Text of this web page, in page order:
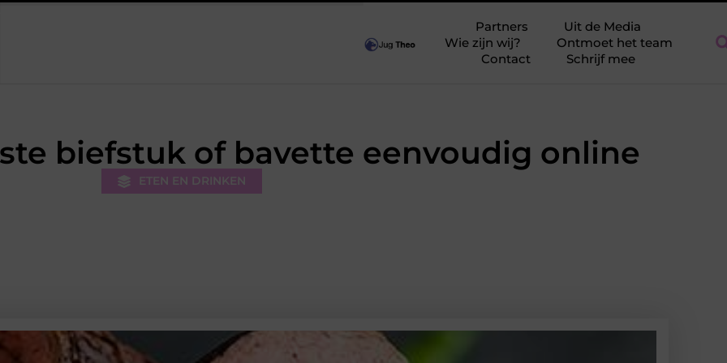
Leidschendam: effectieve begeleiding bij pijn en herstel
Partners
Uit de Media
Wie zijn wij?
Ontmoet het team
Contact
Schrijf mee
biefstuk of bavette eenvoudig online
ETEN EN DRINKEN